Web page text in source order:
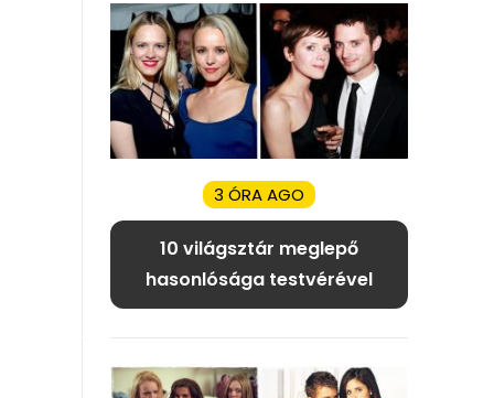
3 ÓRA AGO
10 világsztár meglepő
hasonlósága testvérével